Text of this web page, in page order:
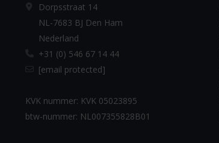
Dorpsstraat 14
NL-7683 BJ Den Ham
Nederland
+31 (0) 546 67 14 44
[email protected]
KVK nummer: KVK 05023895
btw-nummer: NL007355828B01